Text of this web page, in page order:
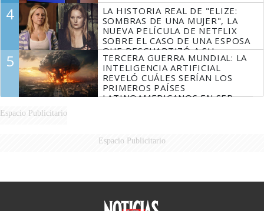
4
LA HISTORIA REAL DE "ELIZE:
SOMBRAS DE UNA MUJER", LA
NUEVA PELÍCULA DE NETFLIX
SOBRE EL CASO DE UNA ESPOSA
QUE DESCUARTIZÓ A SU
MARIDO
5
TERCERA GUERRA MUNDIAL: LA
INTELIGENCIA ARTIFICIAL
REVELÓ CUÁLES SERÍAN LOS
PRIMEROS PAÍSES
LATINOAMERICANOS EN SER
Espacio Publicitario
Espacio Publicitario